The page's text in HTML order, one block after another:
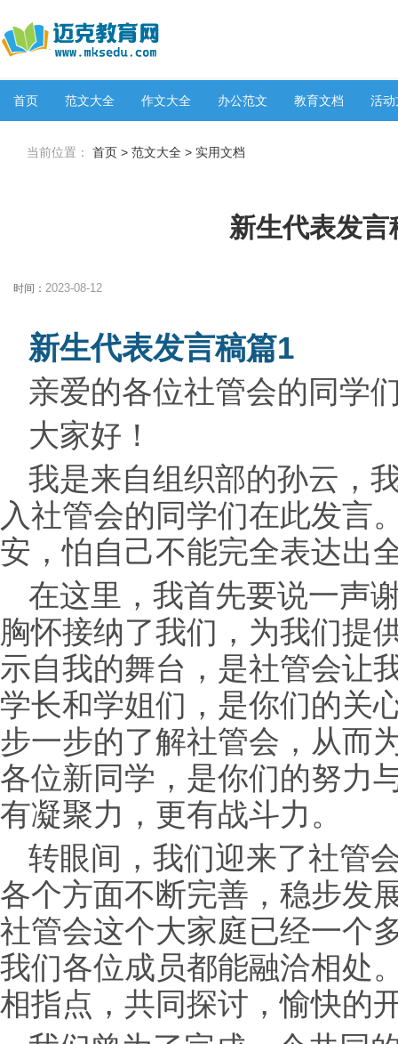
首页 范文大全 作文大全 办公范文 教育文档 活动
当前位置： 首页 > 范文大全 > 实用文档
新生代表发
时间： 2023-08-12
新生代表发言稿篇1
亲爱的各位社管会的同学
大家好！
我是来自组织部的孙云，
入社管会的同学们在此发言
安，怕自己不能完全表达出
在这里，我首先要说一声
胸怀接纳了我们，为我们提
示自我的舞台，是社管会让
学长和学姐们，是你们的关
步一步的了解社管会，从而
各位新同学，是你们的努力
有凝聚力，更有战斗力。
转眼间，我们迎来了社管
各个方面不断完善，稳步发
社管会这个大家庭已经一个
我们各位成员都能融洽相处
相指点，共同探讨，愉快的